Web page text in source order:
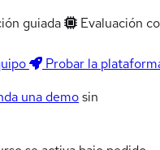
guiada
Evaluación
Probar la
una demosin